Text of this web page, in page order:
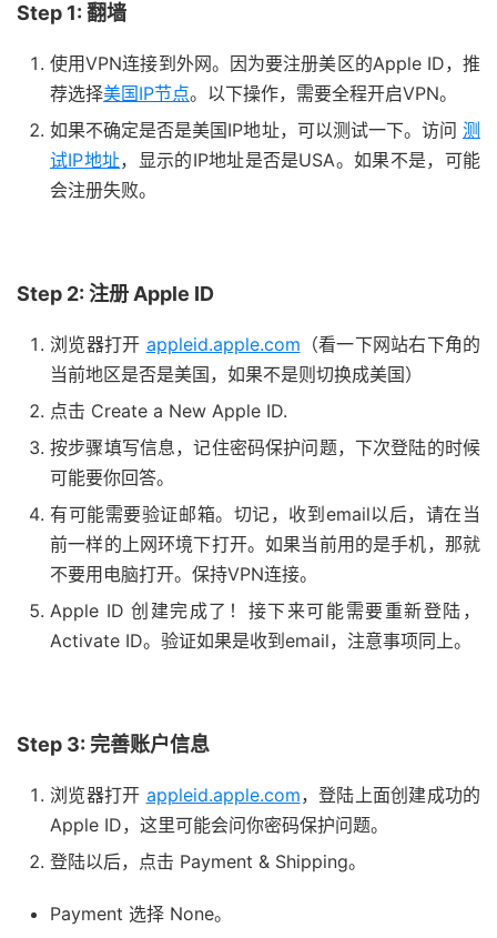
Step 1: 翻墙
使用VPN连接到外网。因为要注册美区的Apple ID，推
荐选择美国IP节点。以下操作，需要全程开启VPN。
如果不确定是否是美国IP地址，可以测试一下。访问 测
试IP地址，显示的IP地址是否是USA。如果不是，可能
会注册失败。
Step 2: 注册 Apple ID
浏览器打开 appleid.apple.com （看一下网站右下角的
当前地区是否是美国，如果不是则切换成美国）
点击 Create a New Apple ID.
按步骤填写信息，记住密码保护问题，下次登陆的时候
可能要你回答。
有可能需要验证邮箱。切记，收到email以后，请在当
前一样的上网环境下打开。如果当前用的是手机，那就
不要用电脑打开。保持VPN连接。
Apple ID 创建完成了！接下来可能需要重新登陆，
Activate ID。验证如果是收到email，注意事项同上。
Step 3: 完善账户信息
浏览器打开 appleid.apple.com，登陆上面创建成功的
Apple ID，这里可能会问你密码保护问题。
登陆以后，点击 Payment & Shipping。
Payment 选择 None。